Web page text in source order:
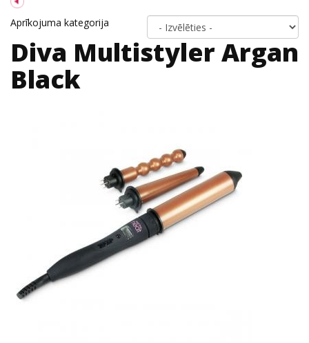
Aprīkojuma kategorija
Diva Multistyler Argan
Black